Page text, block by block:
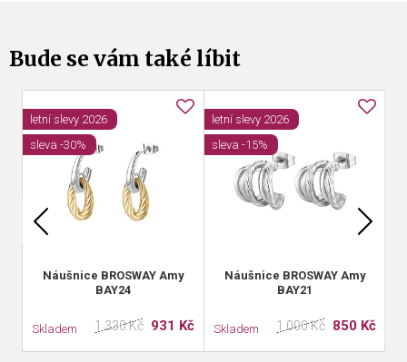
Bude se vám také líbit
Náušnice BROSWAY Amy
BAY24
letní slevy 2026
sleva -30%
Skladem 1 330 Kč 931 Kč
Náušnice BROSWAY Amy
BAY21
letní slevy 2026
sleva -15%
Skladem 1 000 Kč 850 Kč